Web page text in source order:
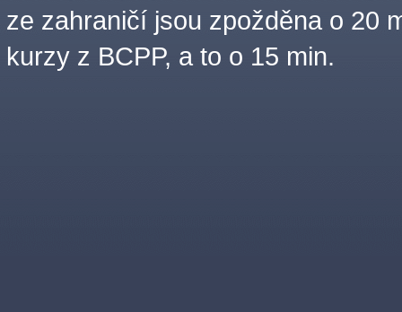
ze zahraničí jsou zpožděna o 20
kurzy z BCPP, a to o 15 min.